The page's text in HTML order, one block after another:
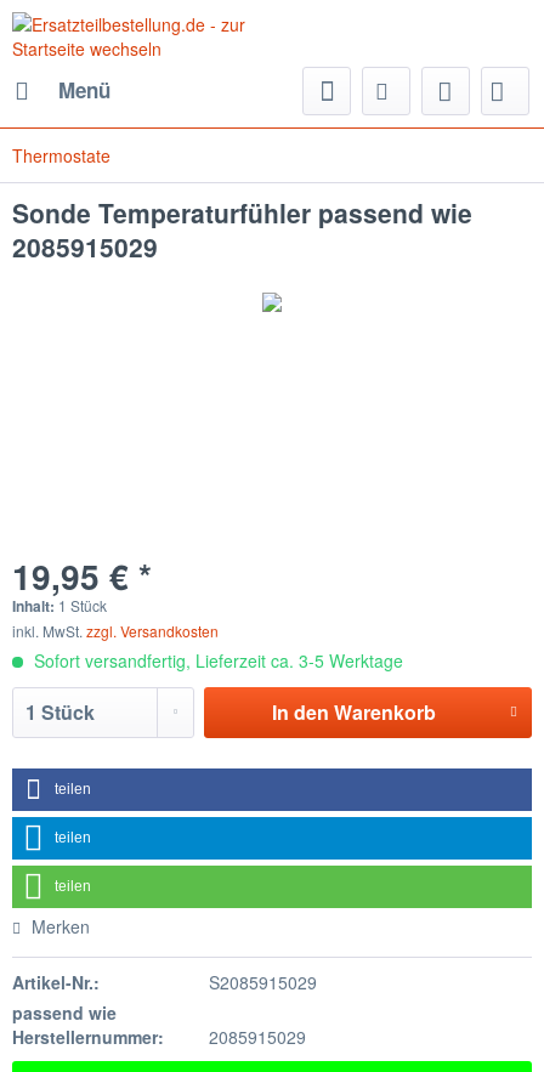
Menü
Thermostate
Sonde Temperaturfühler passend wie
2085915029
19,95 € *
Inhalt: 1 Stück
inkl. MwSt. zzgl. Versandkosten
Sofort versandfertig, Lieferzeit ca. 3-5 Werktage
In den Warenkorb
teilen
teilen
teilen
Merken
Artikel-Nr.:
S2085915029
passend wie
Herstellernummer:
2085915029